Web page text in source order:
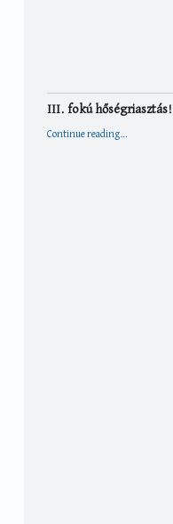
III. fokú hőségriasztás!
Continue reading“III. fokú hőségriasztás! Július 30-tól augusztus 4-ig”
…